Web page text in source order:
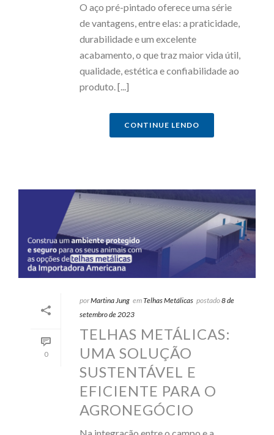
O aço pré-pintado oferece uma série
de vantagens, entre elas: a praticidade,
durabilidade e um excelente
acabamento, o que traz maior vida útil,
qualidade, estética e confiabilidade ao
produto. [...]
CONTINUE LENDO
0
porMartina Jung emTelhas Metálicas postado8 de
setembro de 2023
TELHAS METÁLICAS:
UMA SOLUÇÃO
SUSTENTÁVEL E
EFICIENTE PARA O
AGRONEGÓCIO